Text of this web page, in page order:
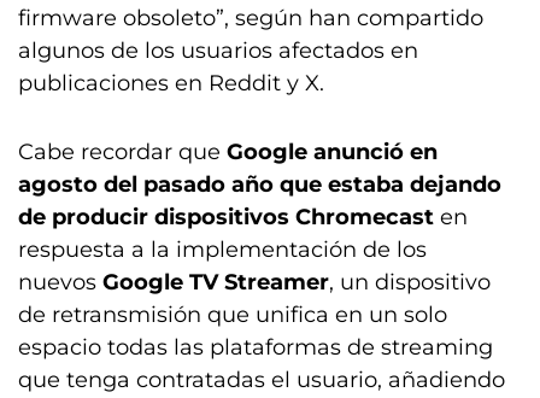
firmware obsoleto”, según han compartido
algunos de los usuarios afectados en
publicaciones en Reddit y X.
Cabe recordar que Google anunció en
agosto del pasado año que estaba dejando
de producir dispositivos Chromecast en
respuesta a la implementación de los
nuevos Google TV Streamer, un dispositivo
de retransmisión que unifica en un solo
espacio todas las plataformas de streaming
que tenga contratadas el usuario, añadiendo